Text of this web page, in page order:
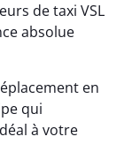
de taxi VSL
absolue
en
qui
à votre